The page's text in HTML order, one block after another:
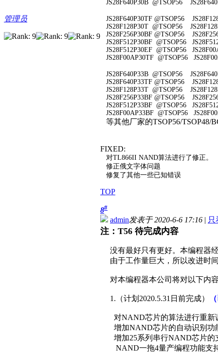
管理员
JS28F640P30B @TSOP56
JS28F640P30TF @TSOP56
JS28F128P30T @TSOP56
JS28F256P30BF @TSOP56
JS28F512P30BF @TSOP56
JS28F512P30EF @TSOP56
JS28F00AP30TF @TSOP56
JS28F640P33B @TSOP56
JS28F640P33TF @TSOP56
JS28F128P33T @TSOP56
JS28F256P33BF @TSOP56
JS28F512P33BF @TSOP56
JS28F00AP33BF @TSOP56
等其他厂家的TSOP56/TSOP48/
FIXED:
对TL866II NAND算法进行了修正。
修正俄文字体问题
修复了其他一些已知错误
TOP
8#
admin发表于 2020-6-6 17:16 | 只
注：T56 待完成内容
没有最好只有更好。本编程器
由于工作量巨大，所以改进时
对本编程器本公司将对以下内
1.（计划2020.5.31日前完成）
对NAND芯片的算法进行重新
增加NAND芯片的自动识别功
增加25系列串行NAND芯片的
NAND一拖4量产编程功能支